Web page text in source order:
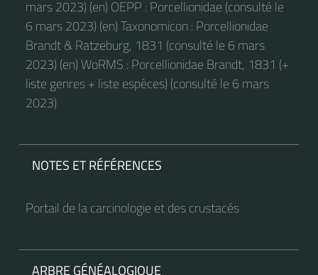
mars 2023) (en) OEPP : Porcellionidae (consulté le
6 mars 2023) (en) Taxonomicon : Porcellionidae
Brandt & Ratzeburg, 1831 (consulté le 6 mars
2023) (en) WoRMS : Porcellionidae Brandt, 1831 (+
liste genres + liste espèces) (consulté le 6 mars
2023)
NOTES ET RÉFÉRENCES
Portail de la carcinologie et des crustacés
ARBRE GÉNÉALOGIQUE